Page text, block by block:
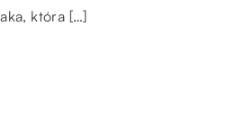
która […]